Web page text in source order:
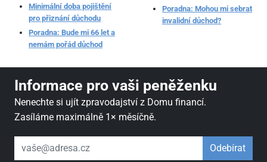
Minimální doba pojištění
pro přiznání důchodu
Poradna: Bude mi 66 let a
nemám pořád důchod
Poradna: Mohou mi sebrat
invalidní důchod?
Informace pro vaši peněženku
Nenechte si ujít zpravodajství z Domu financí.
Zasíláme maximálně 1× měsíčně.
váš email Odebírat